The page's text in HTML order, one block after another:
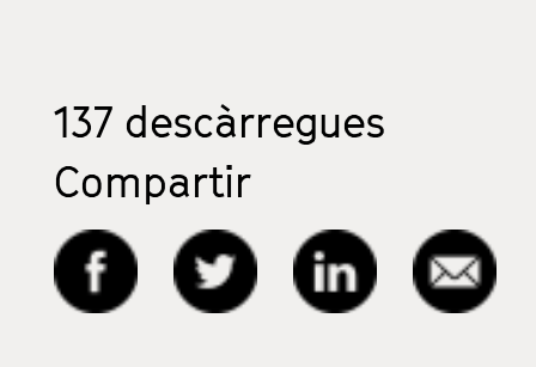
137 descàrregues
Compartir